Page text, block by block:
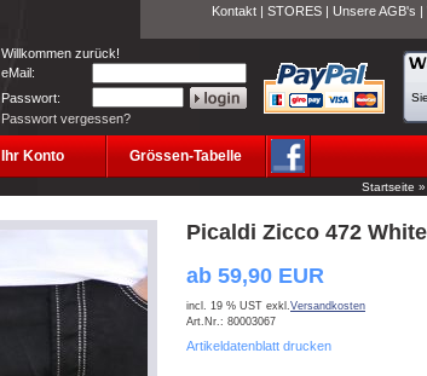
Kontakt | STORES | Unsere AGB's |
Willkommen zurück!
eMail:
Passwort:
Passwort vergessen?
Ihr Konto Grössen-Tabelle
Startseite »
Picaldi Zicco 472
ab 59,90 EUR
incl. 19 % UST exkl.Versandkosten
Art.Nr.: 80003067
Artikeldatenblatt drucken